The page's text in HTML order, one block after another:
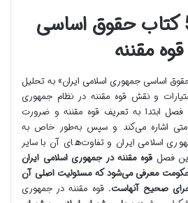
خلاصه فصل 5 کتاب حقوق اساسی
مقننه
اساسی جمهوری اسلامی ایران» به تحلیل
و نقش قوه مقننه در نظام جمهوری
فصل ابتدا به تعریف قوه مقننه و ضرورت
اشاره می‌کند و سپس به‌طور خاص به
اسلامی ایران و تفاوت‌های آن با سایر
فصل قوه مقننه در جمهوری اسلامی ایران
حکومت معرفی می‌شود که مسئولیت اصلی آن
صحیح آنهاست. قوه مقننه در جمهوری